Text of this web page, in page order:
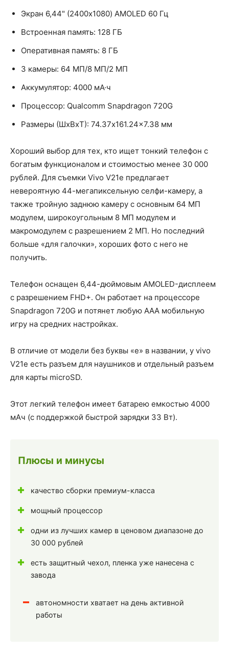
Экран 6,44" (2400x1080) AMOLED 60 Гц
Встроенная память: 128 ГБ
Оперативная память: 8 ГБ
3 камеры: 64 МП/8 МП/2 МП
Аккумулятор: 4000 мА·ч
Процессор: Qualcomm Snapdragon 720G
Размеры (ШxВxТ): 74.37x161.24x7.38 мм
Хороший выбор для тех, кто ищет тонкий телефон с
богатым функционалом и стоимостью менее 30 000
рублей. Для съемки Vivo V21e предлагает
невероятную 44-мегапиксельную селфи-камеру, а
также тройную заднюю камеру с основным 64 МП
модулем, широкоугольным 8 МП модулем и
макромодулем с разрешением 2 МП. Но последний
больше «для галочки», хороших фото с него не
получить.
Телефон оснащен 6,44-дюймовым AMOLED-дисплеем
с разрешением FHD+. Он работает на процессоре
Snapdragon 720G и потянет любую ААА мобильную
игру на средних настройках.
В отличие от модели без буквы «е» в названии, у vivo
V21e есть разъем для наушников и отдельный разъем
для карты microSD.
Этот легкий телефон имеет батарею емкостью 4000
мАч (с поддержкой быстрой зарядки 33 Вт).
Плюсы и минусы
качество сборки премиум-класса
мощный процессор
одни из лучших камер в ценовом диапазоне до
30 000 рублей
есть защитный чехол, пленка уже нанесена с
завода
автономности хватает на день активной
работы